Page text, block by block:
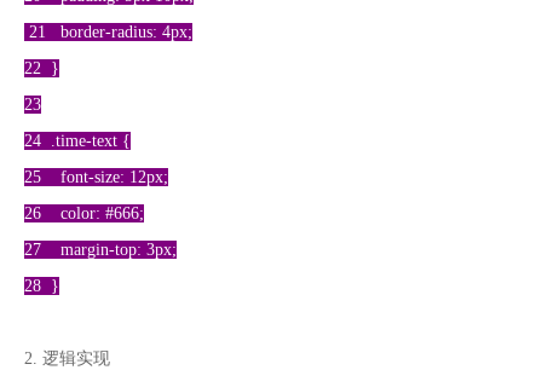
21 border-radius: 4px;
22 }
23
24 .time-text {
25 font-size: 12px;
26 color: #666;
27 margin-top: 3px;
28 }
2. 逻辑实现